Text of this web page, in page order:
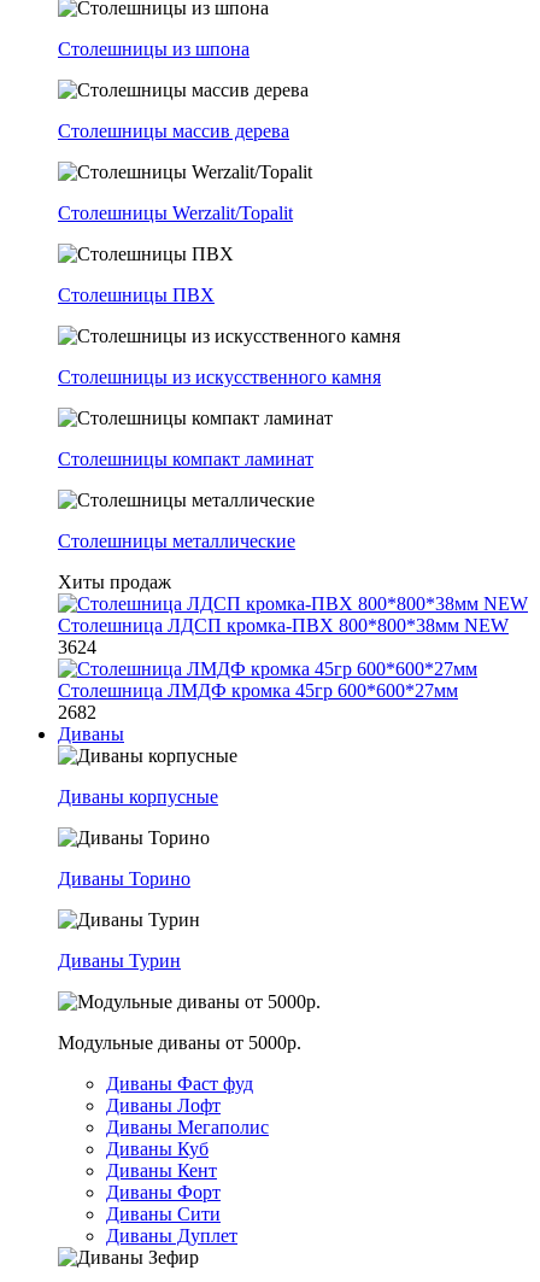
Столешницы из шпона
Столешницы массив дерева
Столешницы Werzalit/Topalit
Столешницы ПВХ
Столешницы из искусственного камня
Столешницы компакт ламинат
Столешницы металлические
Хиты продаж
Столешница ЛДСП кромка-ПВХ 800*800*38мм NEW
3624
Столешница ЛМДФ кромка 45гр 600*600*27мм
2682
Диваны
Диваны корпусные
Диваны Торино
Диваны Турин
Модульные диваны от 5000р.
Диваны Фаст фуд
Диваны Лофт
Диваны Мегаполис
Диваны Куб
Диваны Кент
Диваны Форт
Диваны Сити
Диваны Дуплет